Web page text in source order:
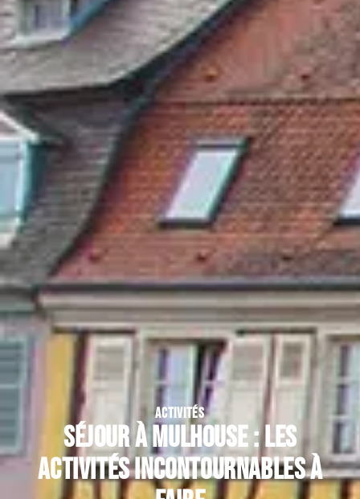
ACTIVITÉS
Séjour à Mulhouse : les
activités incontournables à